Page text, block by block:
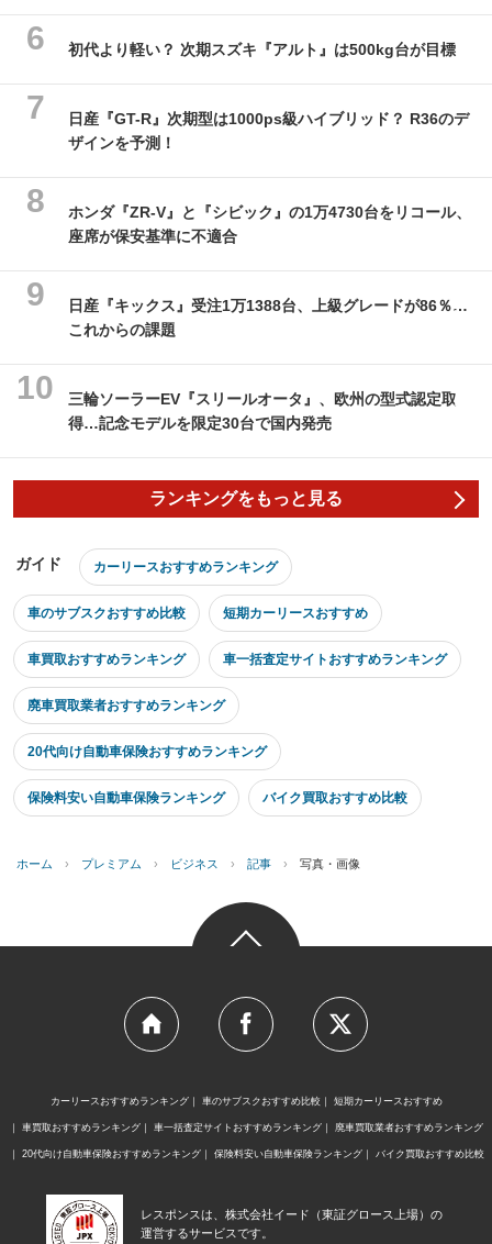
初代より軽い？ 次期スズキ『アルト』は500kg台が目標
日産『GT-R』次期型は1000ps級ハイブリッド？ R36のデ
ザインを予測！
ホンダ『ZR-V』と『シビック』の1万4730台をリコール、
座席が保安基準に不適合
日産『キックス』受注1万1388台、上級グレードが86％…
これからの課題
三輪ソーラーEV『スリールオータ』、欧州の型式認定取
得…記念モデルを限定30台で国内発売
ランキングをもっと見る
ガイド カーリースおすすめランキング
車のサブスクおすすめ比較 短期カーリースおすすめ
車買取おすすめランキング 車一括査定サイトおすすめランキング
廃車買取業者おすすめランキング
20代向け自動車保険おすすめランキング
保険料安い自動車保険ランキング バイク買取おすすめ比較
ホーム › プレミアム › ビジネス › 記事 › 写真・画像
カーリースおすすめランキング 車のサブスクおすすめ比較 短期カーリースおすすめ
車買取おすすめランキング 車一括査定サイトおすすめランキング 廃車買取業者おすすめランキング
20代向け自動車保険おすすめランキング 保険料安い自動車保険ランキング バイク買取おすすめ比較
レスポンスは、株式会社イード（東証グロース上場）の
運営するサービスです。